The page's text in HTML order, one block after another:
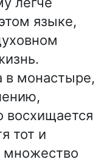
языке,
в монастыре,
восхищается
тот и
множество